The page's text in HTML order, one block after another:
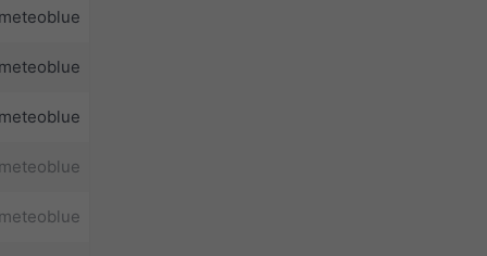
meteoblue
meteoblue
meteoblue
meteoblue
meteoblue